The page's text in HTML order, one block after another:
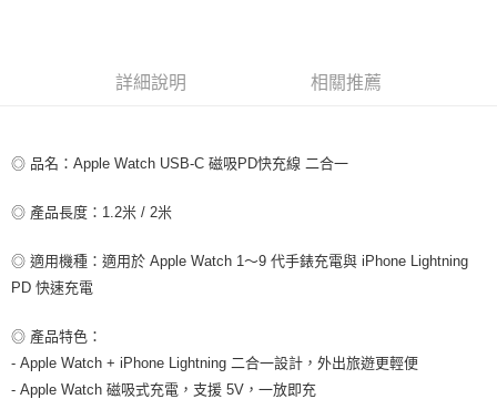
7-11取貨付款
每筆NT$80，滿NT$599(含以上)免運費
每筆NT$100，滿NT$599(含以上)免運費
詳細說明 相關推薦
◎ 品名：Apple Watch USB-C 磁吸PD快充線 二合一
◎ 產品長度：1.2米 / 2米
◎ 適用機種：適用於 Apple Watch 1～9 代手錶充電與 iPhone Lightning
PD 快速充電
◎ 產品特色：
- Apple Watch + iPhone Lightning 二合一設計，外出旅遊更輕便
- Apple Watch 磁吸式充電，支援 5V，一放即充